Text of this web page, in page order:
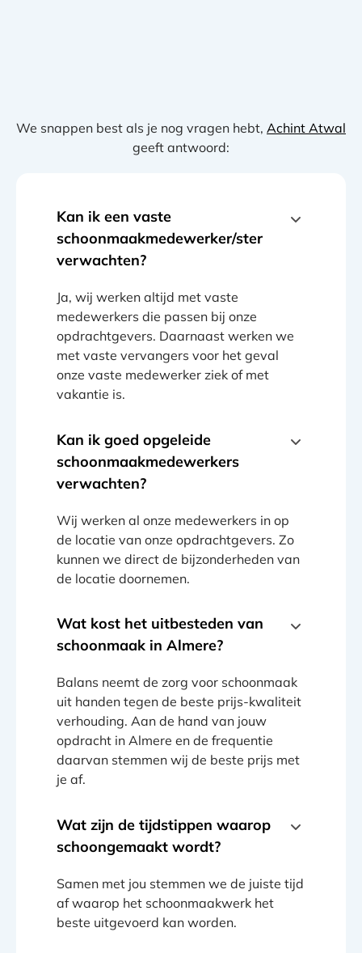
We snappen best als je nog vragen hebt, Achint Atwal
geeft antwoord:
Kan ik een vaste
schoonmaakmedewerker/ster
verwachten?
Ja, wij werken altijd met vaste
medewerkers die passen bij onze
opdrachtgevers. Daarnaast werken we
met vaste vervangers voor het geval
onze vaste medewerker ziek of met
vakantie is.
Kan ik goed opgeleide
schoonmaakmedewerkers
verwachten?
Wij werken al onze medewerkers in op
de locatie van onze opdrachtgevers. Zo
kunnen we direct de bijzonderheden van
de locatie doornemen.
Wat kost het uitbesteden van
schoonmaak in Almere?
Balans neemt de zorg voor schoonmaak
uit handen tegen de beste prijs-kwaliteit
verhouding. Aan de hand van jouw
opdracht in Almere en de frequentie
daarvan stemmen wij de beste prijs met
je af.
Wat zijn de tijdstippen waarop
schoongemaakt wordt?
Samen met jou stemmen we de juiste tijd
af waarop het schoonmaakwerk het
beste uitgevoerd kan worden.